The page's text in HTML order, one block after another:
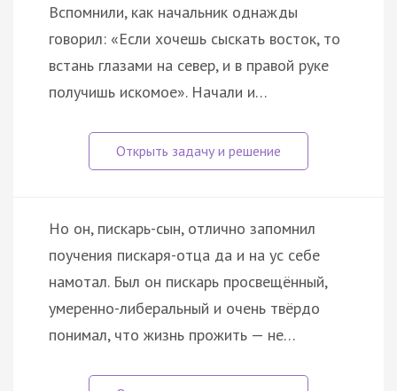
Вспомнили, как начальник однажды
говорил: «Если хочешь сыскать восток, то
встань глазами на север, и в правой руке
получишь искомое». Начали и…
Но он, пискарь-сын, отлично запомнил
поучения пискаря-отца да и на ус себе
намотал. Был он пискарь просвещённый,
умеренно-либеральный и очень твёрдо
понимал, что жизнь прожить — не…